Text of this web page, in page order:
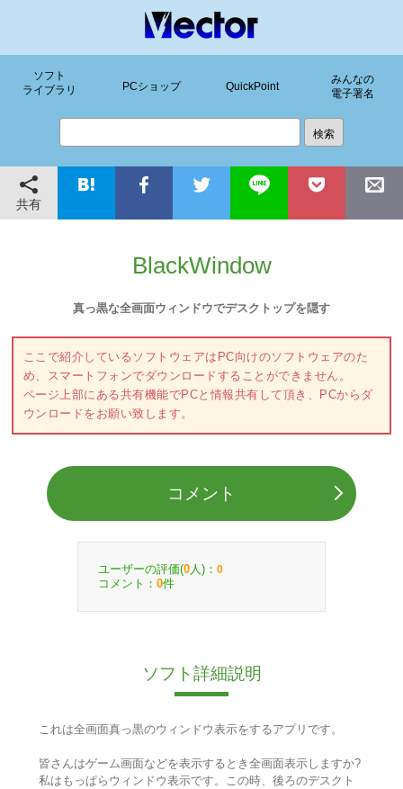
ソフト
ライブラリ
PCショップ QuickPoint
みんなの
電子署名
共有
BlackWindow
真っ黒な全画面ウィンドウでデスクトップを隠す
ここで紹介しているソフトウェアはPC向けのソフトウェアのた
め、スマートフォンでダウンロードすることができません。
ページ上部にある共有機能でPCと情報共有して頂き、PCからダ
ウンロードをお願い致します。
コメント
ユーザーの評価(0 人)： 0
コメント： 0件
ソフト詳細説明
これは全画面真っ黒のウィンドウ表示をするアプリです。
皆さんはゲーム画面などを表示するとき全画面表示しますか?
私はもっぱらウィンドウ表示です。この時、後ろのデスクト